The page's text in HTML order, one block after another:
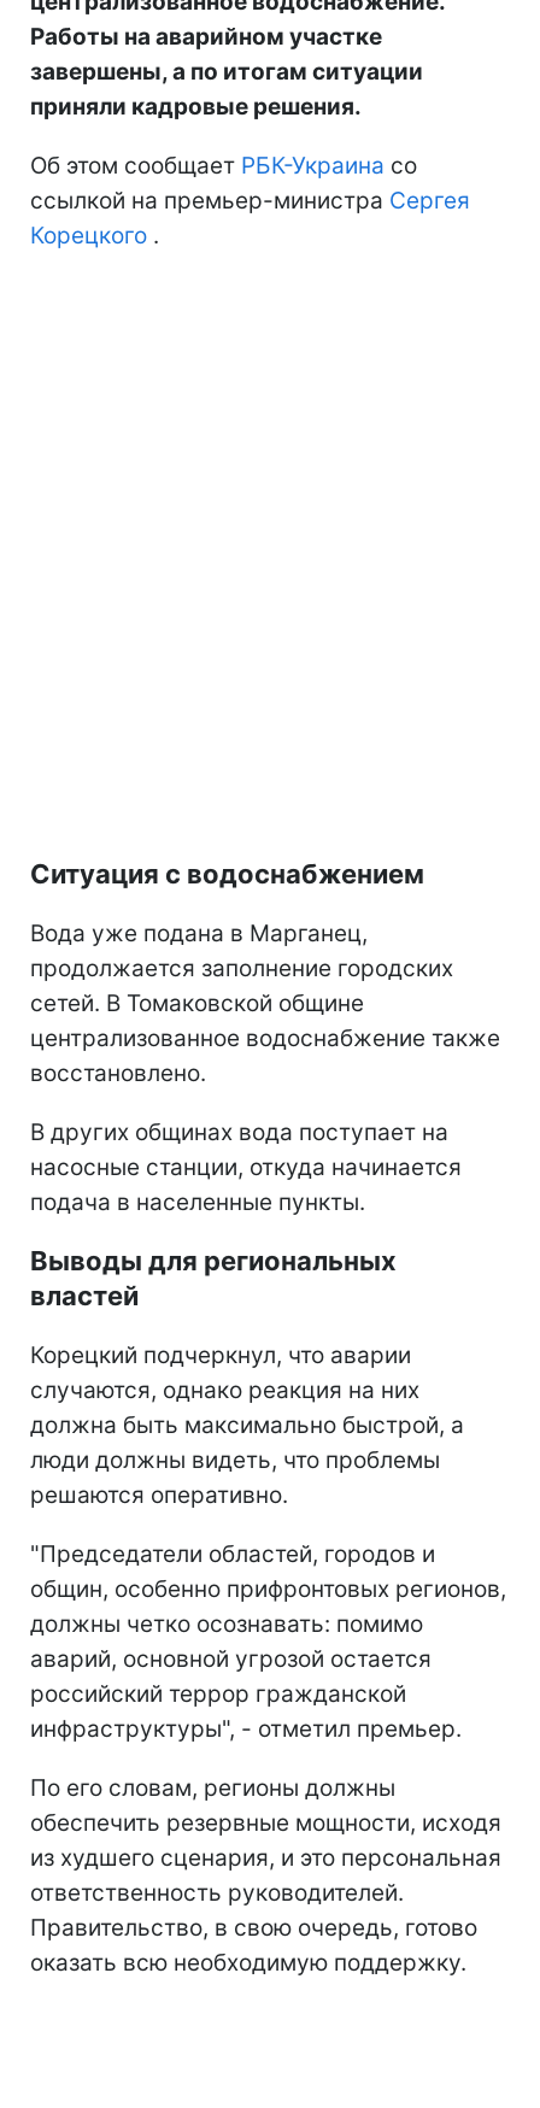
Работы на аварийном участке
завершены, а по итогам ситуации
приняли кадровые решения.
Об этом сообщает РБК-Украина со
ссылкой на премьер-министра Сергея
Корецкого .
Ситуация с водоснабжением
Вода уже подана в Марганец,
продолжается заполнение городских
сетей. В Томаковской общине
централизованное водоснабжение также
восстановлено.
В других общинах вода поступает на
насосные станции, откуда начинается
подача в населенные пункты.
Выводы для региональных
властей
Корецкий подчеркнул, что аварии
случаются, однако реакция на них
должна быть максимально быстрой, а
люди должны видеть, что проблемы
решаются оперативно.
"Председатели областей, городов и
общин, особенно прифронтовых регионов,
должны четко осознавать: помимо
аварий, основной угрозой остается
российский террор гражданской
инфраструктуры", - отметил премьер.
По его словам, регионы должны
обеспечить резервные мощности, исходя
из худшего сценария, и это персональная
ответственность руководителей.
Правительство, в свою очередь, готово
оказать всю необходимую поддержку.